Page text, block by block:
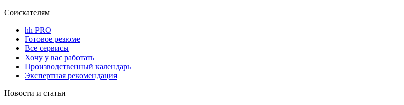
Соискателям
hh PRO
Готовое резюме
Все сервисы
Хочу у вас работать
Производственный календарь
Экспертная рекомендация
Новости и статьи